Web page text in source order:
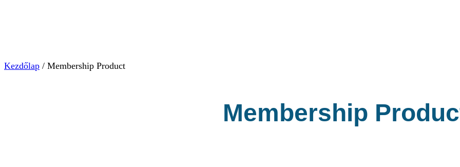
Kezdőlap / Membership Product
Membership